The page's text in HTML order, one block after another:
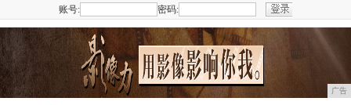
账号: 密码:
广告